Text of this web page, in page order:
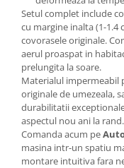
Setul complet include
cu margine inalta (1-1.4
covorasele originale.
aerul proaspat in
prelungita la soare.
Materialul impermeabil
originale de umezeala,
durabilitatii
aspectul nou ani la rand.
Comanda acum pe
masina intr-un spatiu
montare intuitiva fara